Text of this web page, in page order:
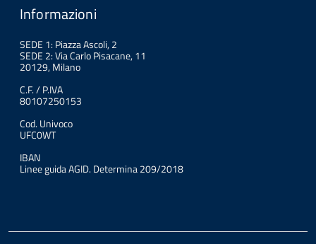
Informazioni
SEDE 1: Piazza Ascoli, 2
SEDE 2: Via Carlo Pisacane, 11
20129, Milano
C.F. / P.IVA
80107250153
Cod. Univoco
UFC0WT
IBAN
Linee guida AGID. Determina 209/2018